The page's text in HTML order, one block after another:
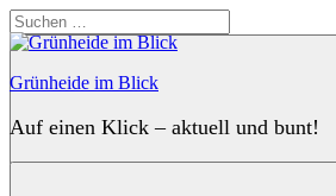
Zum
Inhalt
Grünheide im Blick
Auf einen Klick – aktuell und bunt!
Suchen
nach: